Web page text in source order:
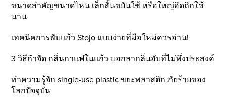
ขนาดสำคัญขนาดไหน เล็กสั้นขยันใช้ หรือใหญ่อึดถึกใช้
นาน
เทคนิคการพับแก้ว Stojo แบบง่ายที่มือใหม่ควรอ่าน!
3 วิธีกำจัด กลิ่นกาแฟในแก้ว บอกลากลิ่นอับที่ไม่พึ่งประสงค์
ทำความรู้จัก single-use plastic ขยะพลาสติก ภัยร้ายของ
โลกปัจจุบัน